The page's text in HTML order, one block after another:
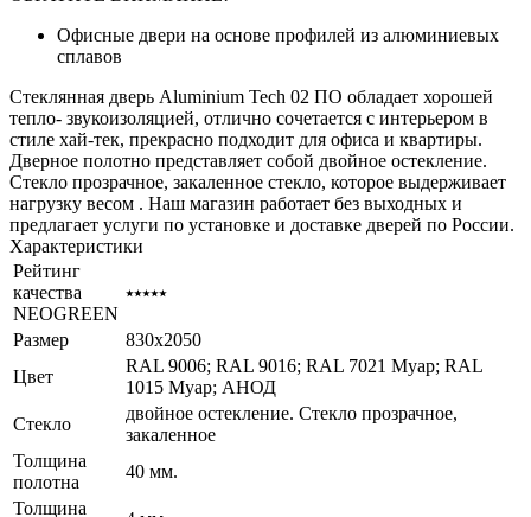
Офисные двери на основе профилей из алюминиевых
сплавов
Стеклянная дверь Aluminium Tech 02 ПО обладает хорошей
тепло- звукоизоляцией, отлично сочетается с интерьером в
стиле хай-тек, прекрасно подходит для офиса и квартиры.
Дверное полотно представляет собой двойное остекление.
Стекло прозрачное, закаленное стекло, которое выдерживает
нагрузку весом . Наш магазин работает без выходных и
предлагает услуги по установке и доставке дверей по России.
Характеристики
Рейтинг
качества
NEOGREEN
⭑⭑⭑⭑⭑
Размер
830x2050
Цвет
RAL 9006; RAL 9016; RAL 7021 Муар; RAL
1015 Муар; АНОД
Стекло
двойное остекление. Стекло прозрачное,
закаленное
Толщина
полотна
40 мм.
Толщина